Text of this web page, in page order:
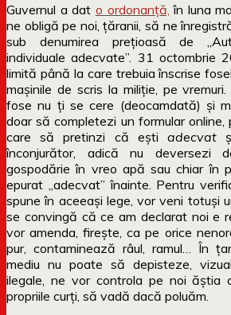
Guvernul a dat o ordonanță, în luna
ne obligă pe noi, țăranii, să ne
sub denumirea prețioasă de
individuale adecvate”. 31 octombrie
limită până la care trebuia înscrise
mașinile de scris la miliție, pe
fose nu ți se cere (deocamdată) și
doar să completezi un formular online,
care să pretinzi că eștiadecvat
înconjurător, adică nu deversezi
gospodărie în vreo apă sau chiar în
epurat „adecvat” înainte. Pentru
spune în aceeași lege, vor veni totuși
se convingă că ce am declarat noi e
vor amenda, firește, ca pe orice
pur, contaminează râul, ramul… În
mediu nu poate să depisteze,
ilegale, ne vor controla pe noi ăștia
propriile curți, să vadă dacă poluăm.